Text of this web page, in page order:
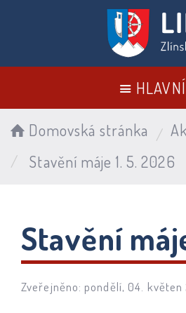
Domovská stránka
Stavění máje 1. 5. 2026
Stavění
Zveřejněno: pondělí, 04.